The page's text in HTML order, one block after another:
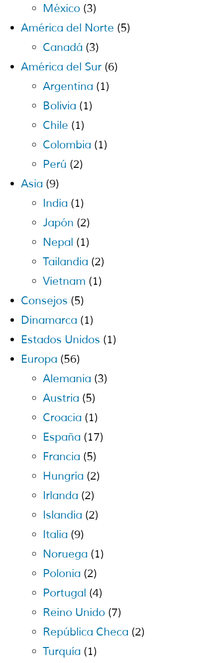
México (3)
América del Norte (5)
Canadá (3)
América del Sur (6)
Argentina (1)
Bolivia (1)
Chile (1)
Colombia (1)
Perú (2)
Asia (9)
India (1)
Japón (2)
Nepal (1)
Tailandia (2)
Vietnam (1)
Consejos (5)
Dinamarca (1)
Estados Unidos (1)
Europa (56)
Alemania (3)
Austria (5)
Croacia (1)
España (17)
Francia (5)
Hungría (2)
Irlanda (2)
Islandia (2)
Italia (9)
Noruega (1)
Polonia (2)
Portugal (4)
Reino Unido (7)
República Checa (2)
Turquía (1)